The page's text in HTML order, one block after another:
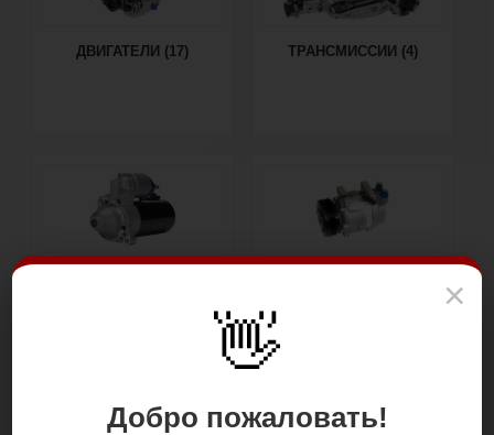
×
👋
Добро пожаловать!
ДВИГАТЕЛИ (17) ТРАНСМИССИИ (4)